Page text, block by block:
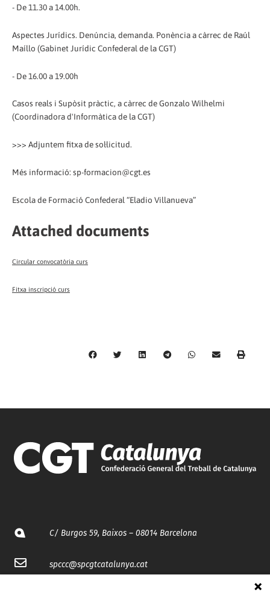
- De 11.30 a 14.00h.
Aspectes Jurídics. Denúncia, demanda. Ponència a càrrec de Raúl
Maíllo (Gabinet Jurídic Confederal de la CGT)
- De 16.00 a 19.00h
Casos reals i Supòsit pràctic, a càrrec de Gonzalo Wilhelmi
(Coordinadora d'Informàtica de la CGT)
>>> Adjuntem fitxa de sol·licitud.
Més informació: sp-formacion@cgt.es
Escola de Formació Confederal “Eladio Villanueva”
Attached documents
Circular convocatòria curs
Fitxa inscripció curs
C/ Burgos 59, Baixos – 08014 Barcelona
spccc@spcgtcatalunya.cat